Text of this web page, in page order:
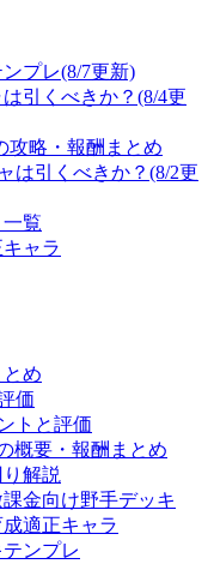
プレ(8/7更新)
引くべきか？(8/4更
攻略・報酬まとめ
は引くべきか？(8/2更
覧
ャラ
め
価
トと評価
概要・報酬まとめ
解説
金向け野手デッキ
適正キャラ
ンプレ